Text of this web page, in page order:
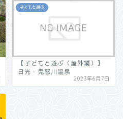
子どもと遊ぶ
【子どもと遊ぶ（屋外編）】
日光・鬼怒川温泉
2023年6月7日